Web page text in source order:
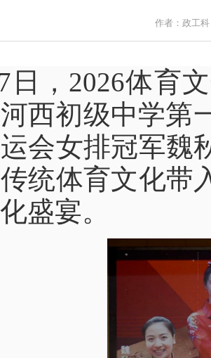
作者：政工
日，2026体育
西初级中学第
会女排冠军魏
统体育文化带
盛宴。